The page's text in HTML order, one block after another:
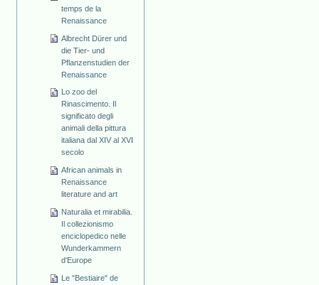
temps de la
Renaissance
Albrecht Dürer und
die Tier- und
Pflanzenstudien der
Renaissance
Lo zoo del
Rinascimento. Il
significato degli
animali della pittura
italiana dal XIV al XVI
secolo
African animals in
Renaissance
literature and art
Naturalia et mirabilia.
Il collezionismo
enciclopedico nelle
Wunderkammern
d'Europe
Le "Bestiaire" de